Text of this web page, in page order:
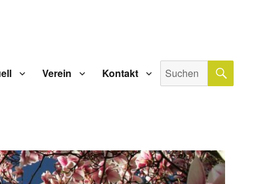
Verein Kontakt
Suche
nach: